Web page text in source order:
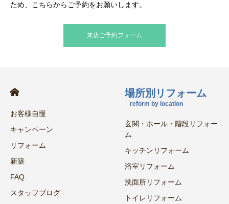
ため、こちらからご予約をお願いします。
来店ご予約フォーム
お客様自慢
キャンペーン
リフォーム
新築
FAQ
スタッフブログ
場所別リフォーム
reform by location
玄関・ホール・階段リフォー
ム
キッチンリフォーム
浴室リフォーム
洗面所リフォーム
トイレリフォーム